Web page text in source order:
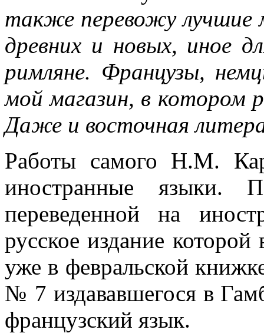
также перевожу лучшие
древних и новых, иное
римляне. Французы,
мой магазин, в котором
Даже и восточная
Работы самого Н.М.
иностранные языки.
переведенной на
русское издание
уже в февральской
№ 7 издававшегося в
французский язык.